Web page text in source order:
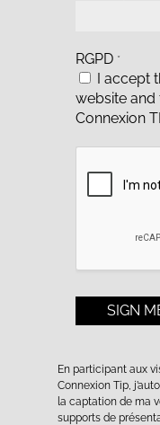
RGPD *
I accept
website and
Connexion
En participant aux
Connexion Tip,
la captation de ma
supports de